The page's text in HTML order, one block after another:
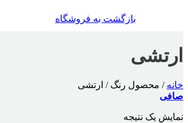
بازگشت به فروشگاه
ارتشی
خانه / محصول رنگ/ ارتشی
صافی
نمایش یک نتیجه